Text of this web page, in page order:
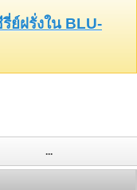
ย์ฝรั่งใน BLU-
...